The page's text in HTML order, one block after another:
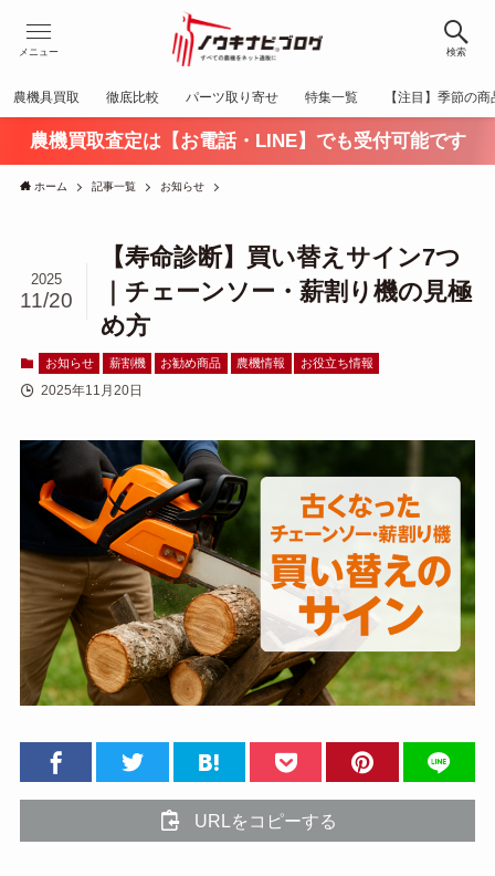
検索
メニュー
農機具買取 徹底比較 パーツ取り寄せ 特集一覧 【注目】季節の商
農機買取査定は【お電話・LINE】でも受付可能です
ホーム 記事一覧 お知らせ
【寿命診断】買い替えサイン7つ
｜チェーンソー・薪割り機の見極
め方
2025
11/20
お知らせ 薪割機 お勧め商品 農機情報 お役立ち情報
2025年11月20日
URLをコピーする